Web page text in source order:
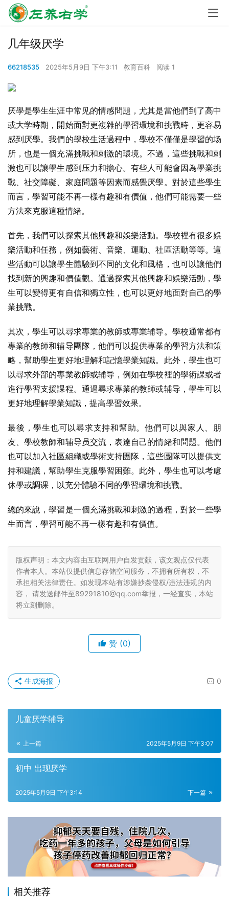
几年级厌学
66218535 2025年5月9日 下午3:11 教育百科 阅读 1
厌學是學生生涯中常见的情感問題，尤其是當他們到了高中
或大学時期，開始面對更複雜的學習環境和挑戰時，更容易
感到厌學。我們的學校生活過程中，學校不僅僅是學習的场
所，也是一個充滿挑戰和刺激的環境。不過，這些挑戰和刺
激也可以讓學生感到压力和擔心。有些人可能會因為學業挑
戰、社交障礙、家庭問題等因素而感覺厌學。對於這些學生
而言，學習可能不再一樣有趣和有價值，他們可能需要一些
方法來克服這種情緒。
首先，我們可以探索其他興趣和娛樂活動。學校裡有很多娛
樂活動和任務，例如藝術、音樂、運動、社區活動等等。這
些活動可以讓學生體驗到不同的文化和風格，也可以讓他們
找到新的興趣和價值觀。通過探索其他興趣和娛樂活動，學
生可以變得更有自信和獨立性，也可以更好地面對自己的學
業挑戰。
其次，學生可以尋求專業的教師或專業辅导。學校通常都有
專業的教師和辅导團隊，他們可以提供專業的學習方法和策
略，幫助學生更好地理解和記憶學業知識。此外，學生也可
以尋求外部的專業教師或辅导，例如在學校裡的學術課或者
進行學習支援課程。通過尋求專業的教師或辅导，學生可以
更好地理解學業知識，提高學習效果。
最後，學生也可以尋求支持和幫助。他們可以與家人、朋
友、學校教師和辅导员交流，表達自己的情緒和問題。他們
也可以加入社區組織或學術支持團隊，這些團隊可以提供支
持和建議，幫助學生克服學習困難。此外，學生也可以考慮
休學或調课，以充分體驗不同的學習環境和挑戰。
總的來說，學習是一個充滿挑戰和刺激的過程，對於一些學
生而言，學習可能不再一樣有趣和有價值。
版权声明：本文内容由互联网用户自发贡献，该文观点仅代表
作者本人。本站仅提供信息存储空间服务，不拥有所有权，不
承担相关法律责任。如发现本站有涉嫌抄袭侵权/违法违规的内
容， 请发送邮件至89291810@qq.com举报，一经查实，本站
将立刻删除。
赞 (0)
0
生成海报
儿童厌学辅导
上一篇 2025年5月9日 下午3:07
初中 出现厌学
下一篇
2025年5月9日 下午3:14
相关推荐